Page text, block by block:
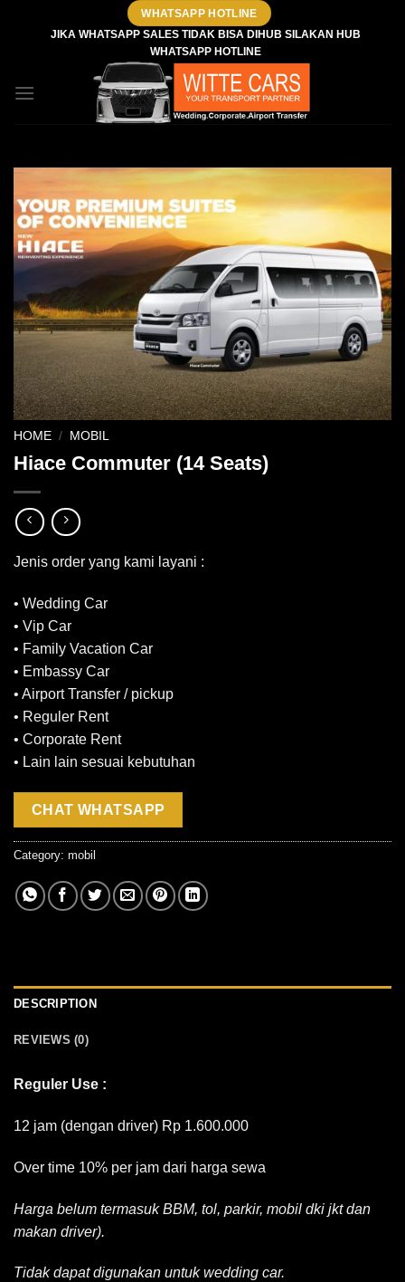
WHATSAPP HOTLINE
JIKA WHATSAPP SALES TIDAK BISA DIHUB SILAKAN HUB
WHATSAPP HOTLINE
HOME / MOBIL
Hiace Commuter (14 Seats)
Jenis order yang kami layani :
• Wedding Car
• Vip Car
• Family Vacation Car
• Embassy Car
• Airport Transfer / pickup
• Reguler Rent
• Corporate Rent
• Lain lain sesuai kebutuhan
CHAT WHATSAPP
Category: mobil
DESCRIPTION
REVIEWS (0)
Reguler Use :
12 jam (dengan driver) Rp 1.600.000
Over time 10% per jam dari harga sewa
Harga belum termasuk BBM, tol, parkir, mobil dki jkt dan
makan driver).
Tidak dapat digunakan untuk wedding car.